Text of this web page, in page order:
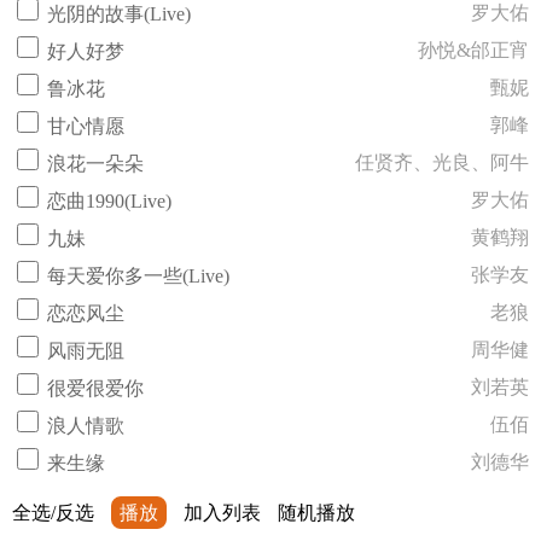
光阴的故事(Live)
罗大佑
好人好梦
孙悦&邰正宵
鲁冰花
甄妮
甘心情愿
郭峰
浪花一朵朵
任贤齐、光良、阿牛
恋曲1990(Live)
罗大佑
九妹
黄鹤翔
每天爱你多一些(Live)
张学友
恋恋风尘
老狼
风雨无阻
周华健
很爱很爱你
刘若英
浪人情歌
伍佰
来生缘
刘德华
全选/反选 播放 加入列表 随机播放